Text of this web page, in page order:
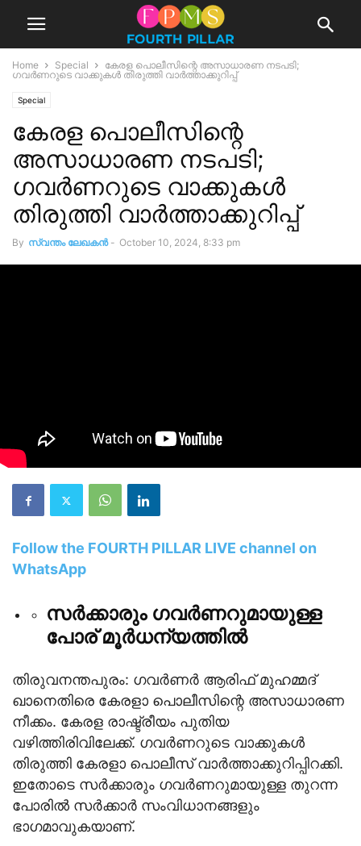
Home Special
കേരള പൊലീസിന്റെ അസാധാരണ നടപടി;
ഗവര്‍ണറുടെ വാക്കുകള്‍ തിരുത്തി വാര്‍ത്താക്കുറിപ്പ്
Special
കേരള പൊലീസിന്റെ
അസാധാരണ നടപടി;
ഗവര്‍ണറുടെ വാക്കുകള്‍
തിരുത്തി വാര്‍ത്താക്കുറിപ്പ്
By സ്വന്തം ലേഖകന്‍ - October 10, 2024, 8:33 pm
Follow the FOURTH PILLAR LIVE channel on
WhatsApp
സർക്കാരും ഗവർണറുമായുള്ള
പോര് മൂർധന്യത്തിൽ
തിരുവനന്തപുരം: ഗവർണർ ആരിഫ് മുഹമ്മദ്
ഖാനെതിരെ കേരളാ പൊലീസിന്റെ അസാധാരണ
നീക്കം. കേരള രാഷ്ട്രീയം പുതിയ
വഴിത്തിരിവിലേക്ക്. ഗവർണറുടെ വാക്കുകൾ
തിരുത്തി കേരളാ പൊലീസ് വാർത്താക്കുറിപ്പിറക്കി.
ഇതോടെ സർക്കാരും ഗവർണറുമായുള്ള തുറന്ന
പോരിൽ സർക്കാർ സംവിധാനങ്ങളും
ഭാഗമാവുകയാണ്.